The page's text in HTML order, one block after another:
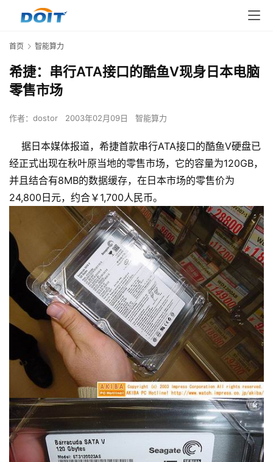
首页 智能算力
希捷：串行ATA接口的酷鱼V现身日本电脑
零售市场
作者： dostor 2003年02月09日 智能算力
据日本媒体报道，希捷首款串行ATA接口的酷鱼V硬盘已
经正式出现在秋叶原当地的零售市场，它的容量为120GB，
并且结合有8MB的数据缓存，在日本市场的零售价为
24,800日元，约合￥1,700人民币。